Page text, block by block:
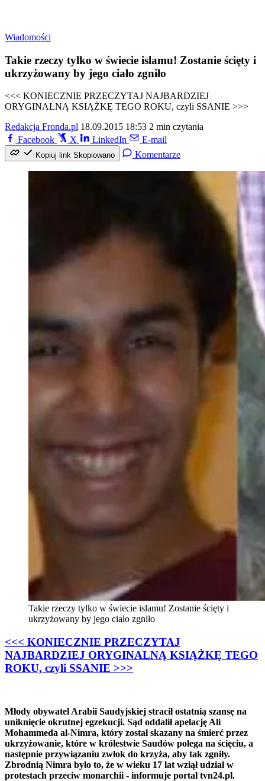
Wiadomości
Takie rzeczy tylko w świecie islamu! Zostanie ścięty i
ukrzyżowany by jego ciało zgniło
<<< KONIECZNIE PRZECZYTAJ NAJBARDZIEJ
ORYGINALNĄ KSIĄŻKĘ TEGO ROKU, czyli SSANIE >>>
Redakcja Fronda.pl 18.09.2015 18:53 2 min czytania
Facebook
X LinkedIn E-mail
Kopiuj link Skopiowano Komentarze
Takie rzeczy tylko w świecie islamu! Zostanie ścięty i
ukrzyżowany by jego ciało zgniło
<<< KONIECZNIE PRZECZYTAJ
NAJBARDZIEJ ORYGINALNĄ KSIĄŻKĘ TEGO
ROKU, czyli SSANIE >>>
Młody obywatel Arabii Saudyjskiej stracił ostatnią szansę na
uniknięcie okrutnej egzekucji. Sąd oddalił apelację Ali
Mohammeda al-Nimra, który został skazany na śmierć przez
ukrzyżowanie, które w królestwie Saudów polega na ścięciu, a
następnie przywiązaniu zwłok do krzyża, aby tak zgniły.
Zbrodnią Nimra było to, że w wieku 17 lat wziął udział w
protestach przeciw monarchii - informuje portal tvn24.pl.